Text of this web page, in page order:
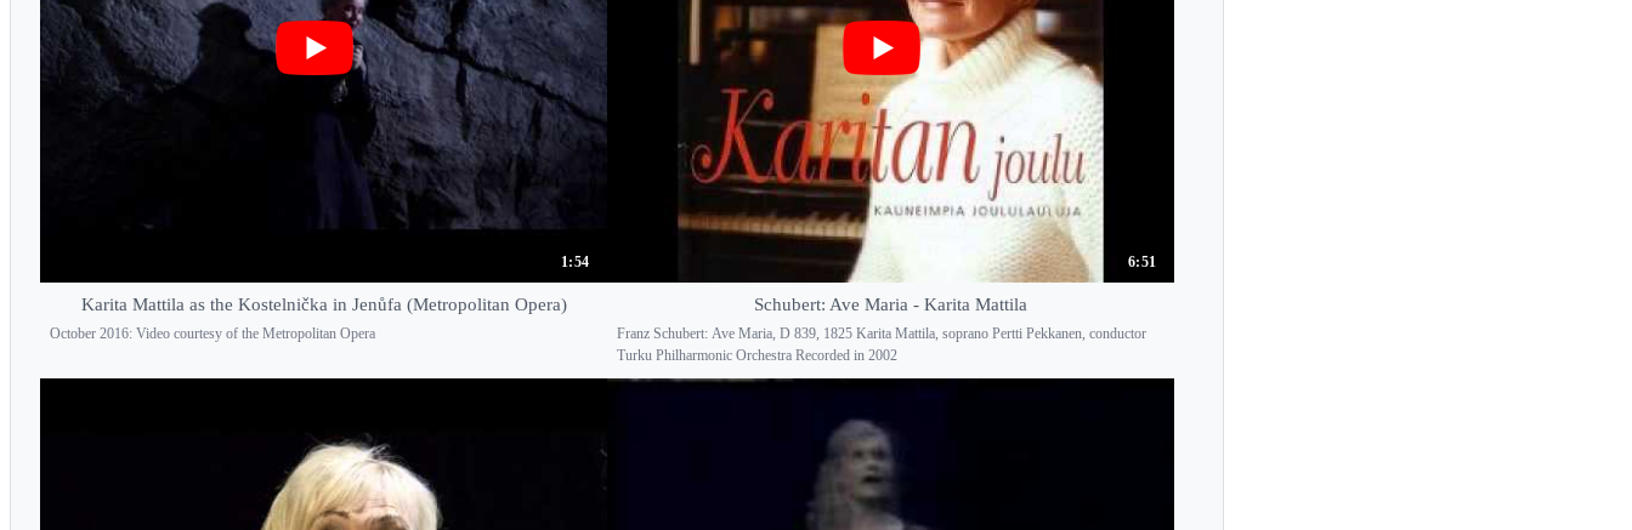
1:54
Karita Mattila as the Kostelnička in Jenůfa (Metropolitan Opera)
October 2016: Video courtesy of the Metropolitan Opera
6:51
Schubert: Ave Maria - Karita Mattila
Franz Schubert: Ave Maria, D 839, 1825 Karita Mattila, soprano Pertti Pekkanen, conductor
Turku Philharmonic Orchestra Recorded in 2002